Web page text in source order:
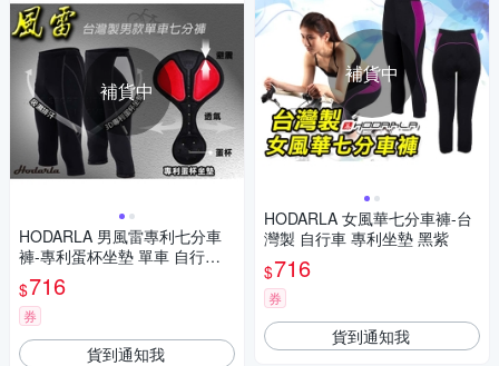
補貨中
HODARLA 男風雷專利七分車
褲-專利蛋杯坐墊 單車 自行車
長褲 台灣製 2202401 黑白
$716
券
貨到通知我
補貨中
HODARLA 女風華七分車褲-台
灣製 自行車 專利坐墊 黑紫
$716
券
貨到通知我